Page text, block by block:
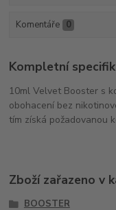
Komentáře 0
Kompletní
10ml Velvet Booster s
obohacení bez
tím získá požadovanou
Zboží zařazeno v
BOOSTER